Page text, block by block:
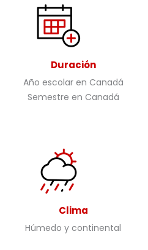
Duración
Año escolar en Canadá
Semestre en Canadá
Clima
Húmedo y continental